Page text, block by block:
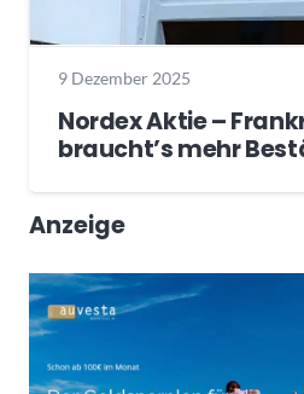
9 Dezember 2025
Nordex Aktie –
braucht’s mehr
Anzeige